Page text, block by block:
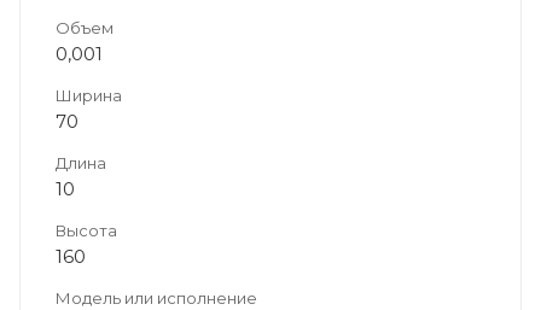
Объем
0,001
Ширина
70
Длина
10
Высота
160
Модель или исполнение